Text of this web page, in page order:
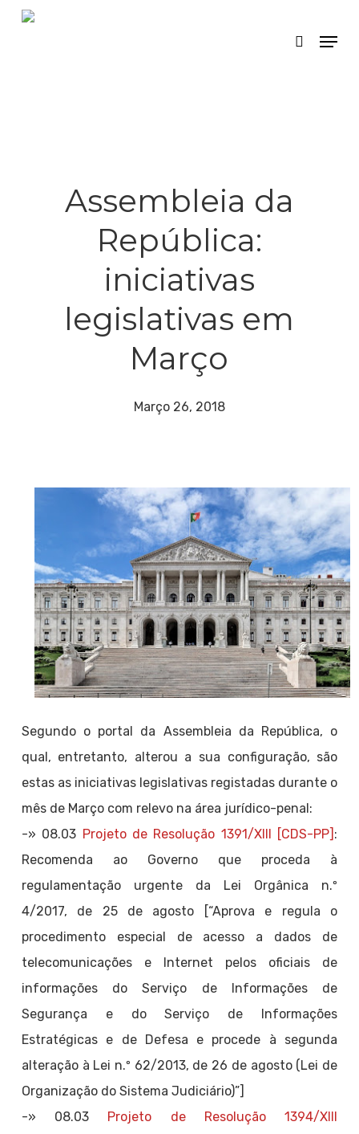
Skip
search
Menu
Assembleia da
República:
iniciativas
legislativas em
Março
Março 26, 2018
Segundo o portal da Assembleia da República, o
qual, entretanto, alterou a sua configuração, são
estas as iniciativas legislativas registadas durante o
mês de Março com relevo na área jurídico-penal:
-» 08.03 Projeto de Resolução 1391/XIII [CDS-PP] :
Recomenda ao Governo que proceda à
regulamentação urgente da Lei Orgânica n.º
4/2017, de 25 de agosto [“Aprova e regula o
procedimento especial de acesso a dados de
telecomunicações e Internet pelos oficiais de
informações do Serviço de Informações de
Segurança e do Serviço de Informações
Estratégicas e de Defesa e procede à segunda
alteração à Lei n.º 62/2013, de 26 de agosto (Lei de
Organização do Sistema Judiciário)”]
-» 08.03 Projeto de Resolução 1394/XIII